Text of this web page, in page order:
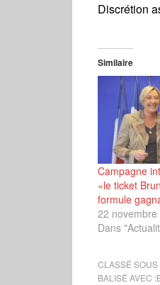
Discrétion
Similaire
Campagne
«le ticket
formule
22 novembre
Dans
CLASSÉ SOUS
BALISÉ AVEC :